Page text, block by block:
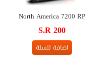
North America 7200 RP
S.R 200
اضافة للسلة